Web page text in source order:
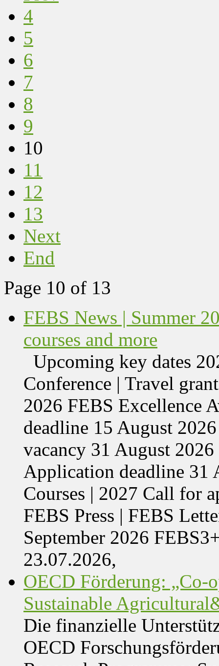
4
5
6
7
8
9
10
11
12
13
Next
End
Page 10 of 13
FEBS News | Summer
courses and more
Upcoming key dates
Conference | Travel
2026 FEBS Excellence
deadline 15 August
vacancy 31 August
Application deadline 31
Courses | 2027 Call for
FEBS Press | FEBS
September 2026
23.07.2026,
OECD Förderung: „Co-
Sustainable
Die finanzielle
OECD